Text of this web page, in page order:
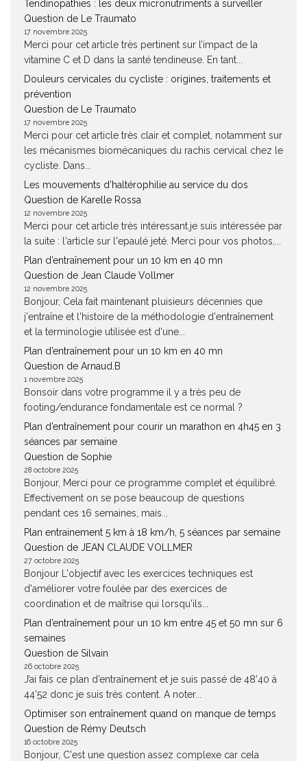
Tendinopathies : les deux micronutriments à surveiller
Question de Le Traumato
17 novembre 2025
Merci pour cet article très pertinent sur l’impact de la
vitamine C et D dans la santé tendineuse. En tant...
Douleurs cervicales du cycliste : origines, traitements et
prévention
Question de Le Traumato
17 novembre 2025
Merci pour cet article très clair et complet, notamment sur
les mécanismes biomécaniques du rachis cervical chez le
cycliste. Dans...
Les mouvements d’haltérophilie au service du dos
Question de Karelle Rossa
12 novembre 2025
Merci pour cet article très intéressant.je suis intéressée par
la suite : l'article sur l'epaulé jeté. Merci pour vos photos,...
Plan d’entraînement pour un 10 km en 40 mn
Question de Jean Claude Vollmer
12 novembre 2025
Bonjour, Cela fait maintenant pluisieurs décennies que
j'entraîne et l'histoire de la méthodologie d'entraînement
et la terminologie utilisée est d'une...
Plan d’entraînement pour un 10 km en 40 mn
Question de Arnaud.B
1 novembre 2025
Bonsoir dans votre programme il y a très peu de
footing/endurance fondamentale est ce normal ?
Plan d’entraînement pour courir un marathon en 4h45 en 3
séances par semaine
Question de Sophie
28 octobre 2025
Bonjour, Merci pour ce programme complet et équilibré.
Effectivement on se pose beaucoup de questions
pendant ces 16 semaines, mais...
Plan entrainement 5 km à 18 km/h, 5 séances par semaine
Question de JEAN CLAUDE VOLLMER
27 octobre 2025
Bonjour L'objectif avec les exercices techniques est
d'améliorer votre foulée par des exercices de
coordination et de maîtrise qui lorsqu'ils...
Plan d’entraînement pour un 10 km entre 45 et 50 mn sur 6
semaines
Question de Silvain
26 octobre 2025
J’ai fais ce plan d’entraînement et je suis passé de 48’40 à
44’52 donc je suis très content. A noter...
Optimiser son entraînement quand on manque de temps
Question de Rémy Deutsch
16 octobre 2025
Bonjour, C'est une question assez complexe car cela